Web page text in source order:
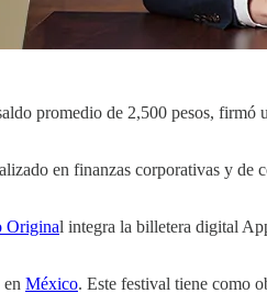
promedio de 2,500 pesos, firmó
en finanzas corporativas y de
Original integra la billetera digital
México. Este festival tiene como